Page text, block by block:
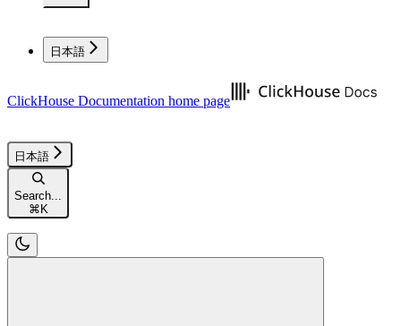
日本語
ClickHouse Documentation home page
日本語
Search...
⌘ K